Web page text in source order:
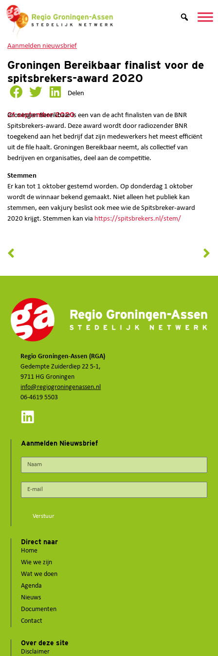
Aanmelden nieuwsbrief
Groningen Bereikbaar finalist voor de
spitsbrekers-award 2020
Delen
21 september 2020
Groningen Bereikbaar is een van de acht finalisten van de BNR
Spitsbrekers-award. Deze award wordt door radiozender BNR
toegekend aan het bedrijf dat zijn medewerkers het meest efficiënt
uit de file haalt. Groningen Bereikbaar neemt, als collectief van
bedrijven en organisaties, deel aan de competitie.
Stemmen
Er kan tot 1 oktober gestemd worden. Op donderdag 1 oktober
wordt de winnaar bekend gemaakt. Niet alleen het publiek kan
stemmen, een vakjury beslist ook mee wie de Spitsbreker-award
2020 krijgt. Stemmen kan via https://spitsbrekers.nl/stem/
Regio Groningen-Assen (RGA)
Gedempte Zuiderdiep 22 5-1,
9711 HG Groningen
info@regiogroningenassen.nl
06-4619 5503
Aanmelden Nieuwsbrief
Verstuur
Direct naar
Home
Wie we zijn
Wat we doen
Agenda
Nieuws
Documenten
Contact
Over deze site
Disclaimer